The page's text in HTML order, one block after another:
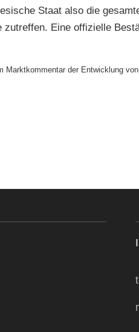
Staat also die
Eine offizielle
der Entwicklung